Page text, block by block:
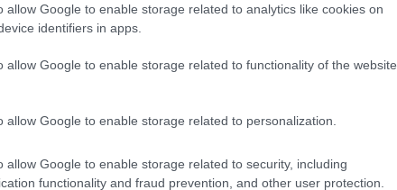
allow Google to enable storage related to analytics like cookies on
identifiers in apps.
allow Google to enable storage related to functionality of the website
allow Google to enable storage related to personalization.
allow Google to enable storage related to security, including
functionality and fraud prevention, and other user protection.
ο
ας το πούμε έτσι»